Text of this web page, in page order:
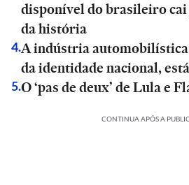
disponível do brasileiro
da história
4.A indústria
da identidade nacional,
5.O ‘pas de deux’ de Lula e
CONTINUA APÓS A